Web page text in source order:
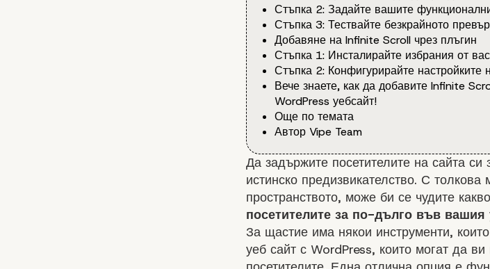
Стъпка 2: Задайте вашите
Стъпка 3: Тествайте безкрайното
Добавяне на Infinite Scroll чрез плъгин
Стъпка 1: Инсталирайте избрания от
Стъпка 2: Конфигурирайте настройките
Вече знаете, как да добавите Infinite
WordPress уебсайт!
Още по темата
Автор Vipe Team
Да задържите посетителите на сайта
истинско предизвикателство. С
пространството, може би се чудите
посетителите за по-дълго във вашия
За щастие има някои инструменти,
уеб сайт с WordPress, които могат да